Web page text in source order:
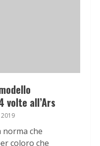
volte all’Ars
norma che
coloro che